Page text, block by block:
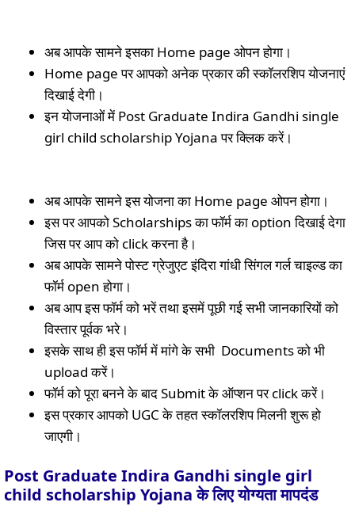
अब आपके सामने इसका Home page ओपन होगा।
Home page पर आपको अनेक प्रकार की स्कॉलरशिप योजनाएं
दिखाई देगी।
इन योजनाओं में Post Graduate Indira Gandhi single
girl child scholarship Yojana पर क्लिक करें।
अब आपके सामने इस योजना का Home page ओपन होगा।
इस पर आपको Scholarships का फॉर्म का option दिखाई देगा
जिस पर आप को click करना है।
अब आपके सामने पोस्ट ग्रेजुएट इंदिरा गांधी सिंगल गर्ल चाइल्ड का
फॉर्म open होगा।
अब आप इस फॉर्म को भरें तथा इसमें पूछी गई सभी जानकारियों को
विस्तार पूर्वक भरे।
इसके साथ ही इस फॉर्म में मांगे के सभी Documents को भी
upload करें।
फॉर्म को पूरा बनने के बाद Submit के ऑप्शन पर click करें।
इस प्रकार आपको UGC के तहत स्कॉलरशिप मिलनी शुरू हो
जाएगी।
Post Graduate Indira Gandhi single girl
child scholarship Yojana के लिए योग्यता मापदंड